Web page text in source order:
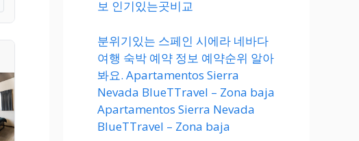
보 인기있는곳비교
분위기있는 스페인 시에라 네바다
여행 숙박 예약 정보 예약순위 알아
봐요. Apartamentos Sierra
Nevada BlueTTravel – Zona baja
Apartamentos Sierra Nevada
BlueTTravel – Zona baja